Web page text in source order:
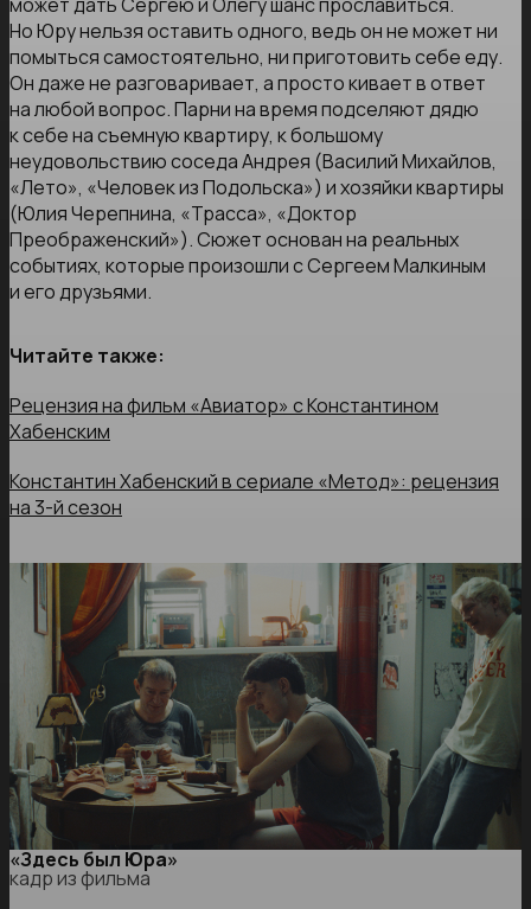
может дать Сергею и Олегу шанс прославиться.
Но Юру нельзя оставить одного, ведь он не может ни
помыться самостоятельно, ни приготовить себе еду.
Он даже не разговаривает, а просто кивает в ответ
на любой вопрос. Парни на время подселяют дядю
к себе на съемную квартиру, к большому
неудовольствию соседа Андрея (Василий Михайлов,
«Лето», «Человек из Подольска») и хозяйки квартиры
(Юлия Черепнина, «Трасса», «Доктор
Преображенский»). Сюжет основан на реальных
событиях, которые произошли с Сергеем Малкиным
и его друзьями.
Читайте также:
Рецензия на фильм «Авиатор» с Константином
Хабенским
Константин Хабенский в сериале «Метод»: рецензия
на 3-й сезон
«Здесь был Юра»
кадр из фильма